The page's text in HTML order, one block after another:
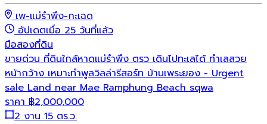
เพ-แม่รำพึง-กะเฉด
อัปเดตเมื่อ 25 วันที่แล้ว
มือสองที่ดิน
ขายด่วน ที่ดินใกล้หาดแม่รำพึง ตรว เดินไปทะเลได้ ทำเลสวย
หน้ากว้าง เหมาะทำพูลวิลล่ารีสอร์ท บ้านเพระยอง - Urgent
sale Land near Mae Ramphung Beach sqwa
ราคา ฿2,000,000
2 งาน 15 ตร.ว.